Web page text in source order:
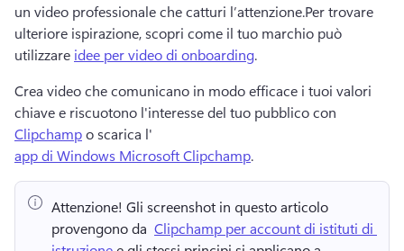
un video professionale che catturi l’attenzione.Per trovare
ulteriore ispirazione, scopri come il tuo marchio può
utilizzare idee per video di onboarding.
Crea video che comunicano in modo efficace i tuoi valori
chiave e riscuotono l'interesse del tuo pubblico con
Clipchamp o scarica l'
app di Windows Microsoft Clipchamp.
Attenzione! Gli screenshot in questo articolo
provengono da ⁠ Clipchamp per account di istituti di